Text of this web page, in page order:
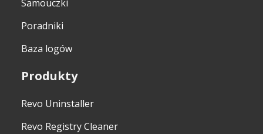
Samouczki
Poradniki
Baza logów
Produkty
Revo Uninstaller
Revo Registry Cleaner